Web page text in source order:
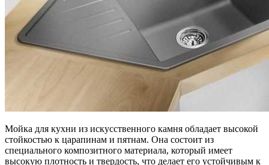
Мойка для кухни из искусственного камня обладает высокой
стойкостью к царапинам и пятнам. Она состоит из
специального композитного материала, который имеет
высокую плотность и твердость, что делает его устойчивым к